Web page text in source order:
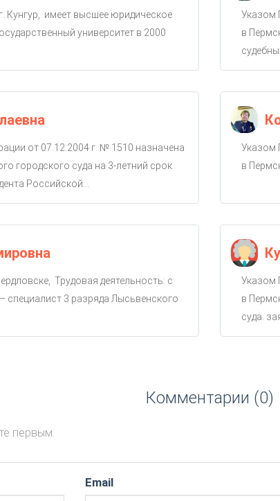
Кунгур, имеет высшее юридическое
университет в 2000
от 07.12.2004 г. № 1510 назначена
городского суда на 3-летний срок
Российской...
Трудовая деятельность: с
специалист 3 разряда Лысьвенского
Указом
в
Указом
в
Указом
в
суда.
Комментарии (0)
первым.
Email